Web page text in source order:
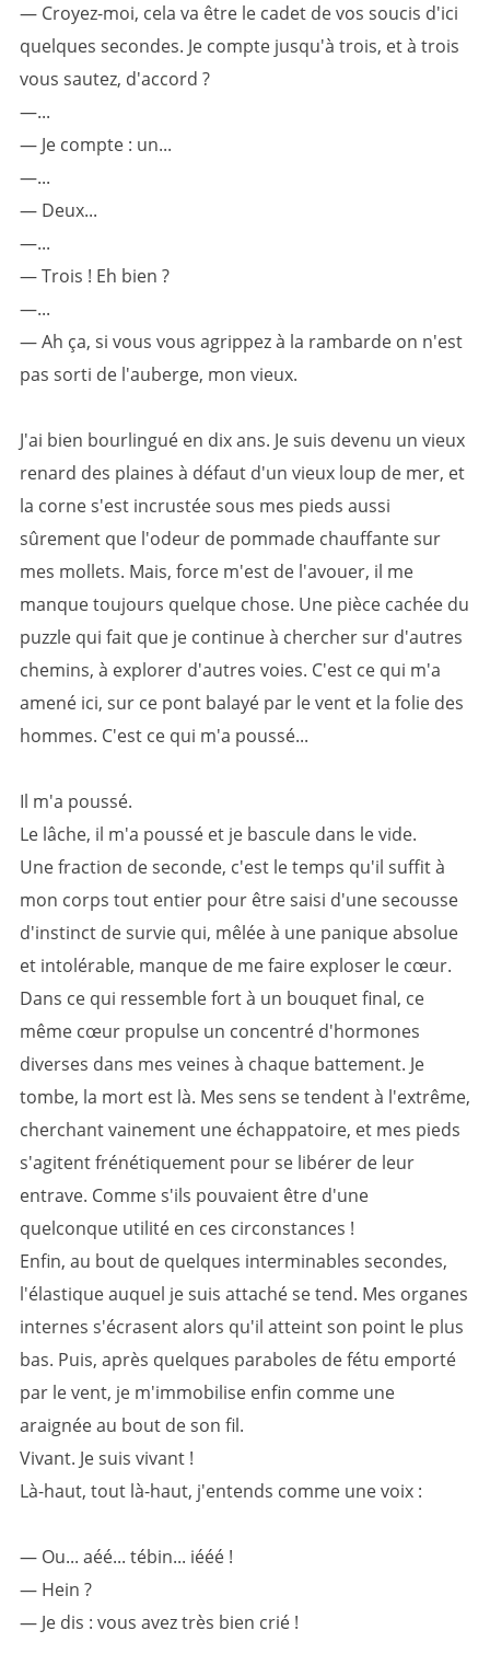
— Croyez-moi, cela va être le cadet de vos soucis d'ici
quelques secondes. Je compte jusqu'à trois, et à trois
vous sautez, d'accord ?
—...
— Je compte : un...
—...
— Deux...
—...
— Trois ! Eh bien ?
—...
— Ah ça, si vous vous agrippez à la rambarde on n'est
pas sorti de l'auberge, mon vieux.
J'ai bien bourlingué en dix ans. Je suis devenu un vieux
renard des plaines à défaut d'un vieux loup de mer, et
la corne s'est incrustée sous mes pieds aussi
sûrement que l'odeur de pommade chauffante sur
mes mollets. Mais, force m'est de l'avouer, il me
manque toujours quelque chose. Une pièce cachée du
puzzle qui fait que je continue à chercher sur d'autres
chemins, à explorer d'autres voies. C'est ce qui m'a
amené ici, sur ce pont balayé par le vent et la folie des
hommes. C'est ce qui m'a poussé...
Il m'a poussé.
Le lâche, il m'a poussé et je bascule dans le vide.
Une fraction de seconde, c'est le temps qu'il suffit à
mon corps tout entier pour être saisi d'une secousse
d'instinct de survie qui, mêlée à une panique absolue
et intolérable, manque de me faire exploser le cœur.
Dans ce qui ressemble fort à un bouquet final, ce
même cœur propulse un concentré d'hormones
diverses dans mes veines à chaque battement. Je
tombe, la mort est là. Mes sens se tendent à l'extrême,
cherchant vainement une échappatoire, et mes pieds
s'agitent frénétiquement pour se libérer de leur
entrave. Comme s'ils pouvaient être d'une
quelconque utilité en ces circonstances !
Enfin, au bout de quelques interminables secondes,
l'élastique auquel je suis attaché se tend. Mes organes
internes s'écrasent alors qu'il atteint son point le plus
bas. Puis, après quelques paraboles de fétu emporté
par le vent, je m'immobilise enfin comme une
araignée au bout de son fil.
Vivant. Je suis vivant !
Là-haut, tout là-haut, j'entends comme une voix :
— Ou... aéé... tébin... iééé !
— Hein ?
— Je dis : vous avez très bien crié !